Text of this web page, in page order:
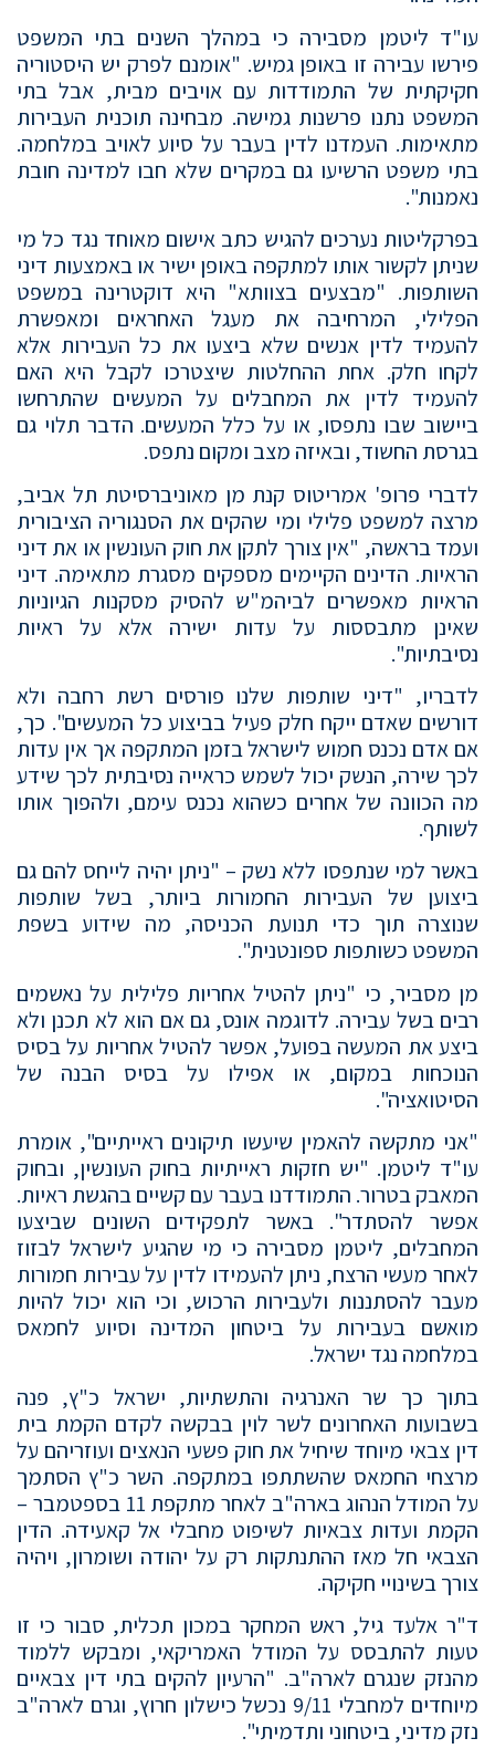
עו"ד ליטמן מסבירה כי במהלך השנים בתי המשפט
פירשו עבירה זו באופן גמיש. "אומנם לפרק יש היסטוריה
חקיקתית של התמודדות עם אויבים מבית, אבל בתי
המשפט נתנו פרשנות גמישה. מבחינה תוכנית העבירות
מתאימות. העמדנו לדין בעבר על סיוע לאויב במלחמה.
בתי משפט הרשיעו גם במקרים שלא חבו למדינה חובת
נאמנות".
בפרקליטות נערכים להגיש כתב אישום מאוחד נגד כל מי
שניתן לקשור אותו למתקפה באופן ישיר או באמצעות דיני
השותפות. "מבצעים בצוותא" היא דוקטרינה במשפט
הפלילי, המרחיבה את מעגל האחראים ומאפשרת
להעמיד לדין אנשים שלא ביצעו את כל העבירות אלא
לקחו חלק. אחת ההחלטות שיצטרכו לקבל היא האם
להעמיד לדין את המחבלים על המעשים שהתרחשו
ביישוב שבו נתפסו, או על כלל המעשים. הדבר תלוי גם
בגרסת החשוד, ובאיזה מצב ומקום נתפס.
לדברי פרופ' אמריטוס קנת מן מאוניברסיטת תל אביב,
מרצה למשפט פלילי ומי שהקים את הסנגוריה הציבורית
ועמד בראשה, "אין צורך לתקן את חוק העונשין או את דיני
הראיות. הדינים הקיימים מספקים מסגרת מתאימה. דיני
הראיות מאפשרים לביהמ"ש להסיק מסקנות הגיוניות
שאינן מתבססות על עדות ישירה אלא על ראיות
נסיבתיות".
לדבריו, "דיני שותפות שלנו פורסים רשת רחבה ולא
דורשים שאדם ייקח חלק פעיל בביצוע כל המעשים". כך,
אם אדם נכנס חמוש לישראל בזמן המתקפה אך אין עדות
לכך שירה, הנשק יכול לשמש כראייה נסיבתית לכך שידע
מה הכוונה של אחרים כשהוא נכנס עימם, ולהפוך אותו
לשותף.
באשר למי שנתפסו ללא נשק – "ניתן יהיה לייחס להם גם
ביצוען של העבירות החמורות ביותר, בשל שותפות
שנוצרה תוך כדי תנועת הכניסה, מה שידוע בשפת
המשפט כשותפות ספונטנית".
מן מסביר, כי "ניתן להטיל אחריות פלילית על נאשמים
רבים בשל עבירה. לדוגמה אונס, גם אם הוא לא תכנן ולא
ביצע את המעשה בפועל, אפשר להטיל אחריות על בסיס
הנוכחות במקום, או אפילו על בסיס הבנה של
הסיטואציה".
"אני מתקשה להאמין שיעשו תיקונים ראייתיים", אומרת
עו"ד ליטמן. "יש חזקות ראייתיות בחוק העונשין, ובחוק
המאבק בטרור. התמודדנו בעבר עם קשיים בהגשת ראיות.
אפשר להסתדר". באשר לתפקידים השונים שביצעו
המחבלים, ליטמן מסבירה כי מי שהגיע לישראל לבזוז
לאחר מעשי הרצח, ניתן להעמידו לדין על עבירות חמורות
מעבר להסתננות ולעבירות הרכוש, וכי הוא יכול להיות
מואשם בעבירות על ביטחון המדינה וסיוע לחמאס
במלחמה נגד ישראל.
בתוך כך שר האנרגיה והתשתיות, ישראל כ"ץ, פנה
בשבועות האחרונים לשר לוין בבקשה לקדם הקמת בית
דין צבאי מיוחד שיחיל את חוק פשעי הנאצים ועוזריהם על
מרצחי החמאס שהשתתפו במתקפה. השר כ"ץ הסתמך
על המודל הנהוג בארה"ב לאחר מתקפת 11 בספטמבר –
הקמת ועדות צבאיות לשיפוט מחבלי אל קאעידה. הדין
הצבאי חל מאז ההתנתקות רק על יהודה ושומרון, ויהיה
צורך בשינויי חקיקה.
ד"ר אלעד גיל, ראש המחקר במכון תכלית, סבור כי זו
טעות להתבסס על המודל האמריקאי, ומבקש ללמוד
מהנזק שנגרם לארה"ב. "הרעיון להקים בתי דין צבאיים
מיוחדים למחבלי 9/11 נכשל כישלון חרוץ, וגרם לארה"ב
נזק מדיני, ביטחוני ותדמיתי".